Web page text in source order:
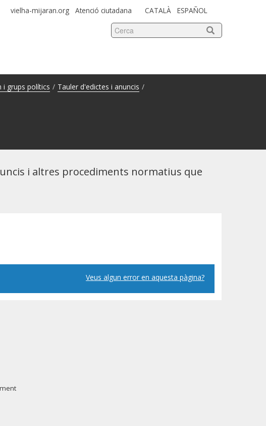
vielha-mijaran.org Atenció ciutadana CATALÀ ESPAÑOL
i grups polítics / Tauler d'edictes i anuncis /
i altres procediments normatius que
Veus algun error en aquesta pàgina?